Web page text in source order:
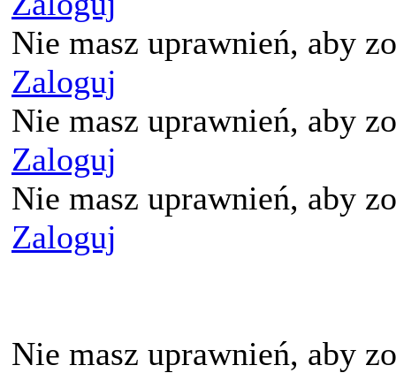
Nie masz uprawnień, aby
Zaloguj
Nie masz uprawnień, aby
Zaloguj
Nie masz uprawnień, aby
Zaloguj
Nie masz uprawnień, aby